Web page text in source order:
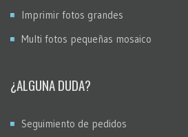
Imprimir fotos grandes
Multi fotos pequeñas mosaico
¿ALGUNA DUDA?
Seguimiento de pedidos